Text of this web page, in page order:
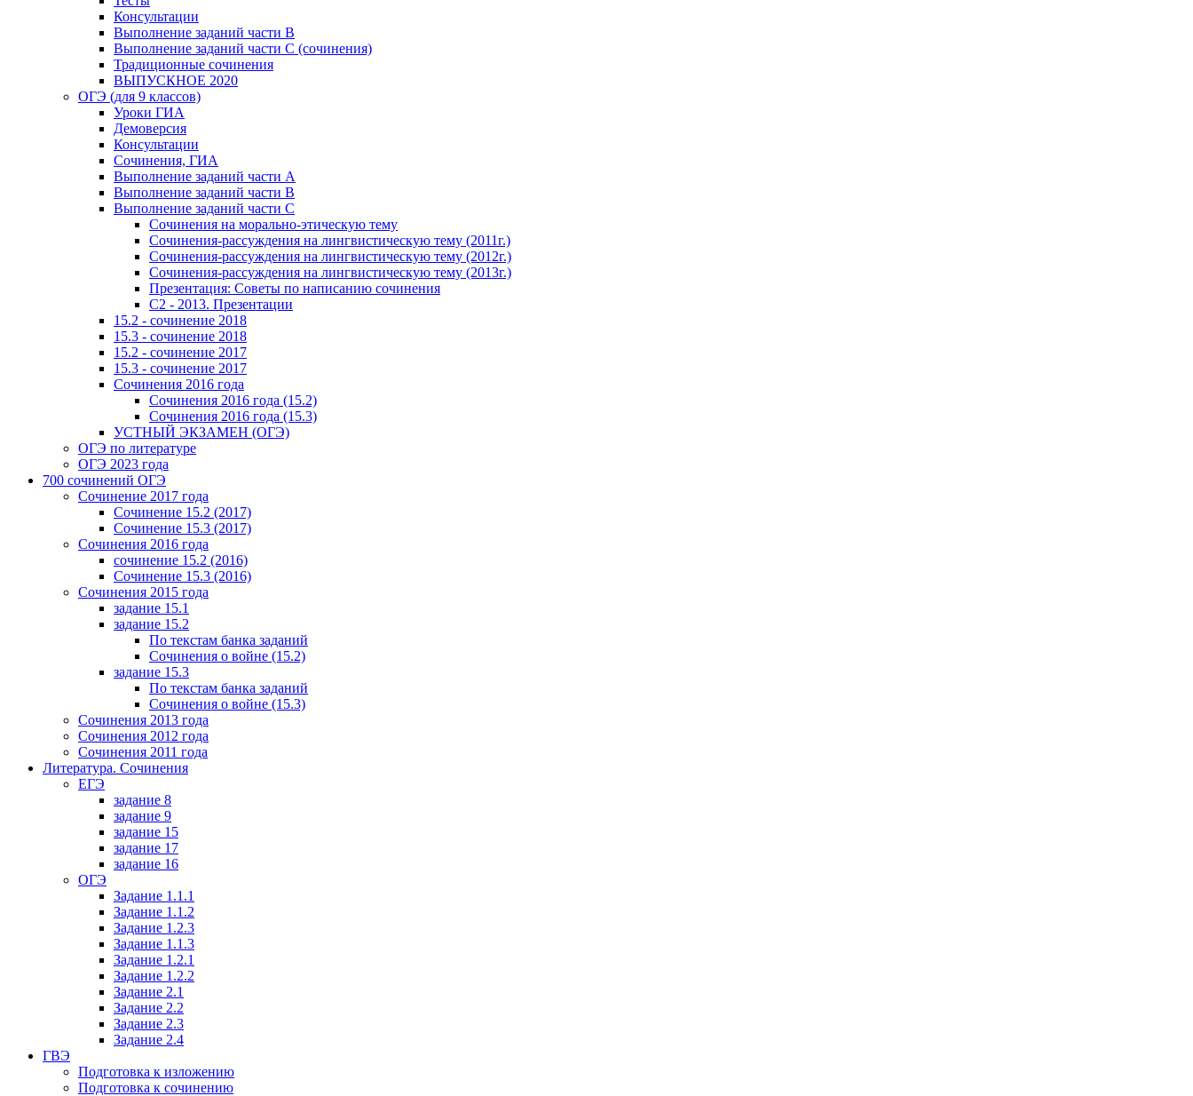
Консультации
Выполнение заданий части В
Выполнение заданий части С (сочинения)
Традиционные сочинения
ВЫПУСКНОЕ 2020
ОГЭ (для 9 классов)
Уроки ГИА
Демоверсия
Консультации
Сочинения, ГИА
Выполнение заданий части А
Выполнение заданий части В
Выполнение заданий части С
Сочинения на морально-этическую тему
Сочинения-рассуждения на лингвистическую тему (2011г.)
Сочинения-рассуждения на лингвистическую тему (2012г.)
Сочинения-рассуждения на лингвистическую тему (2013г.)
Презентация: Советы по написанию сочинения
C2 - 2013. Презентации
15.2 - сочинение 2018
15.3 - сочинение 2018
15.2 - сочинение 2017
15.3 - сочинение 2017
Сочинения 2016 года
Сочинения 2016 года (15.2)
Сочинения 2016 года (15.3)
УСТНЫЙ ЭКЗАМЕН (ОГЭ)
ОГЭ по литературе
ОГЭ 2023 года
700 cочинений ОГЭ
Сочинение 2017 года
Сочинение 15.2 (2017)
Сочинение 15.3 (2017)
Сочинения 2016 года
сочинение 15.2 (2016)
Сочинение 15.3 (2016)
Сочинения 2015 года
задание 15.1
задание 15.2
По текстам банка заданий
Сочинения о войне (15.2)
задание 15.3
По текстам банка заданий
Сочинения о войне (15.3)
Сочинения 2013 года
Сочинения 2012 года
Сочинения 2011 года
Литература. Сочинения
ЕГЭ
задание 8
задание 9
задание 15
задание 17
задание 16
ОГЭ
Задание 1.1.1
Задание 1.1.2
Задание 1.2.3
Задание 1.1.3
Задание 1.2.1
Задание 1.2.2
Задание 2.1
Задание 2.2
Задание 2.3
Задание 2.4
ГВЭ
Подготовка к изложению
Подготовка к сочинению